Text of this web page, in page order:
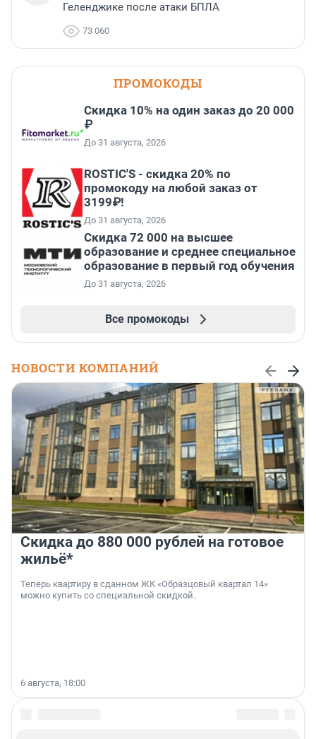
Геленджике после атаки БПЛА
73 060
ПРОМОКОДЫ
Скидка 10% на один заказ до 20 000
₽
До 31 августа, 2026
ROSTIC'S - скидка 20% по
промокоду на любой заказ от
3199₽!
До 31 августа, 2026
Скидка 72 000 на высшее
образование и среднее специальное
образование в первый год обучения
До 31 августа, 2026
Все промокоды
НОВОСТИ КОМПАНИЙ
Скидка до 880 000 рублей на готовое
жильё*
Теперь квартиру в сданном ЖК «Образцовый квартал 14»
можно купить со специальной скидкой.
6 августа, 18:00